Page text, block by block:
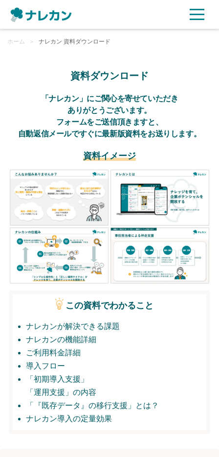
ご利用プラン
ご利用企業様の声
セキュリティ
よくある質問
資料ダウンロード
無料トライアル
ログイン
ホーム ＞ ナレカン 資料ダウンロード
資料ダウンロード
「ナレカン」にご関心を寄せていただき
ありがとうございます。
フォームをご送信頂きますと、
自動返信メールですぐに最新版資料をお送りします。
資料イメージ
この資料でわかること
ナレカンが解決できる課題
ナレカンの機能詳細
ご利用料金詳細
導入フロー
「初期導入支援」
「運用支援」の内容
「『既存データ』の移行支援」とは？
ナレカン導入の定量効果